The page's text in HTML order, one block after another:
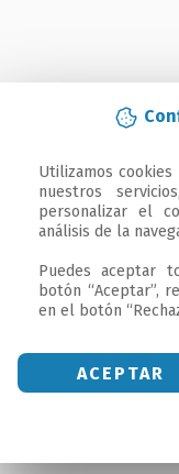
Utilizamos
nuestros
personalizar el
análisis de la
Puedes aceptar
botón “Aceptar”,
en el botón
ACEPTAR